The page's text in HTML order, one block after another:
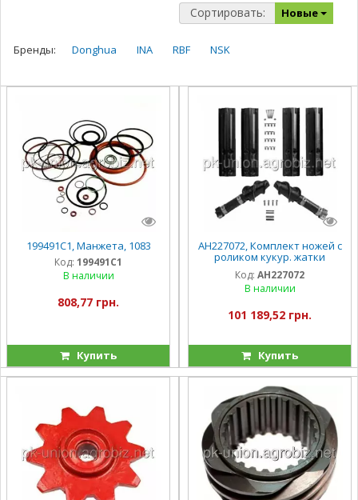
Сортировать: Новые
Бренды: Donghua INA RBF NSK
199491C1, Манжета, 1083
Код: 199491C1
В наличии
808,77 грн.
Купить
AH227072, Комплект ножей с
роликом кукур. жатки
(правый+левый),
JD692/693/892/893/894
Код: AH227072
В наличии
101 189,52 грн.
Купить